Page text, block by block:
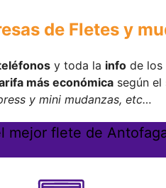
de Fletes y
y toda la info de los
más económica según
y mini mudanzas, etc…
mejor flete de